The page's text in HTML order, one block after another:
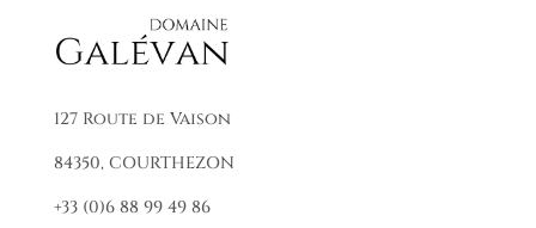
127 Route de Vaison
84350, COURTHEZON
+33 (0)6 88 99 49 86